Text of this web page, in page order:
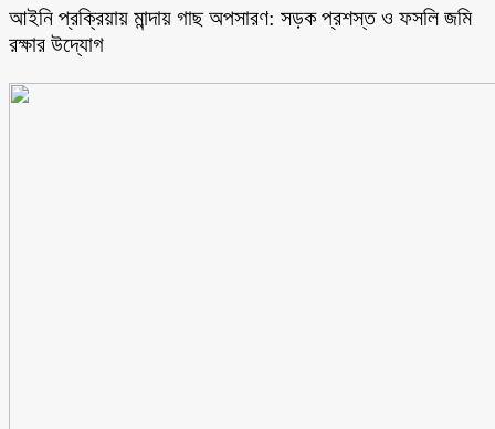
আইনি প্রক্রিয়ায় মান্দায় গাছ অপসারণ: সড়ক প্রশস্ত ও ফসলি জমি
রক্ষার উদ্যোগ